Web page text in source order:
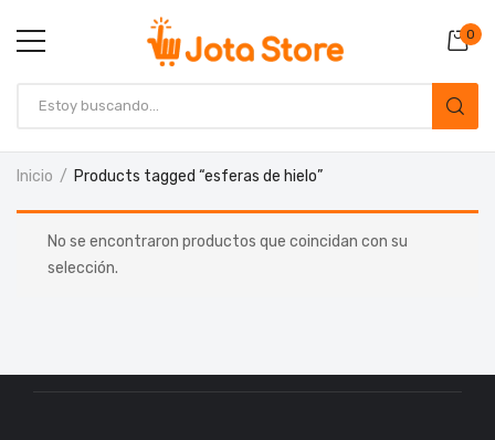
0
Inicio Products tagged “esferas de hielo”
No se encontraron productos que coincidan con su
selección.